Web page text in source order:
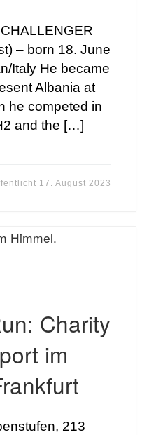
– born 18. June
Italy He became
Albania at
he competed in
and the […]
17. August 2023
Charity
im
213